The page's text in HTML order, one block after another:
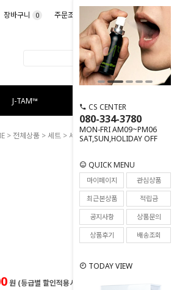
장바구니 0 주문조회 마이페이지
J-TAM™
CS CENTER
080-334-3780
MON-FRI AM09~PM06
SAT,SUN,HOLIDAY OFF
QUICK MENU
마이페이지
관심상품
최근본상품
적립금
공지사항
상품문의
상품후기
배송조회
TODAY VIEW
> 전체상품 >세트 > 세붐 스트라이크 세트
132
원 (등급별 할인적용시)